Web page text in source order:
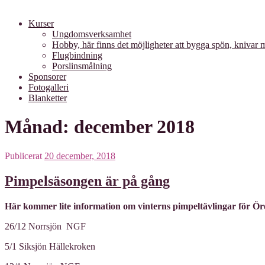
Kurser
Ungdomsverksamhet
Hobby, här finns det möjligheter att bygga spön, knivar
Flugbindning
Porslinsmålning
Sponsorer
Fotogalleri
Blanketter
Månad: december 2018
Publicerat 20 december, 2018
Pimpelsäsongen är på gång
Här kommer lite information om vinterns pimpeltävlingar för
26/12 Norrsjön NGF
5/1 Siksjön Hällekroken